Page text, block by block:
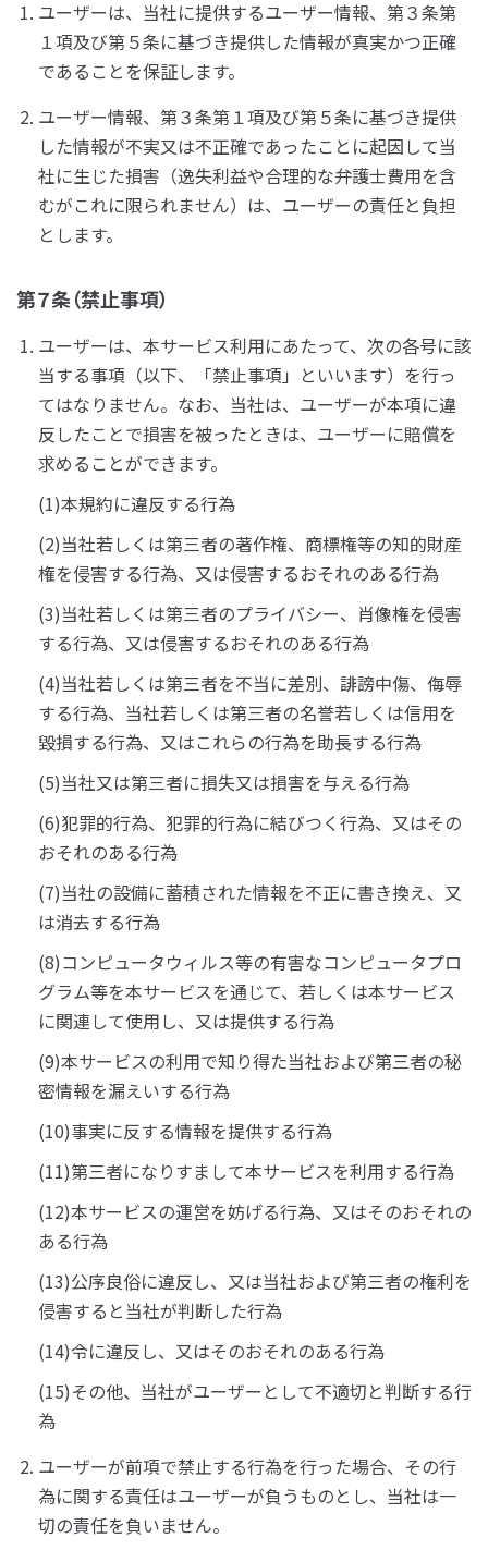
ユーザーは、当社に提供するユーザー情報、第３条第
１項及び第５条に基づき提供した情報が真実かつ正確
であることを保証します。
ユーザー情報、第３条第１項及び第５条に基づき提供
した情報が不実又は不正確であったことに起因して当
社に生じた損害（逸失利益や合理的な弁護士費用を含
むがこれに限られません）は、ユーザーの責任と負担
とします。
第７条（禁止事項）
ユーザーは、本サービス利用にあたって、次の各号に該
当する事項（以下、「禁止事項」といいます）を行っ
てはなりません。なお、当社は、ユーザーが本項に違
反したことで損害を被ったときは、ユーザーに賠償を
求めることができます。
(1)本規約に違反する行為
(2)当社若しくは第三者の著作権、商標権等の知的財産
権を侵害する行為、又は侵害するおそれのある行為
(3)当社若しくは第三者のプライバシー、肖像権を侵害
する行為、又は侵害するおそれのある行為
(4)当社若しくは第三者を不当に差別、誹謗中傷、侮辱
する行為、当社若しくは第三者の名誉若しくは信用を
毀損する行為、又はこれらの行為を助長する行為
(5)当社又は第三者に損失又は損害を与える行為
(6)犯罪的行為、犯罪的行為に結びつく行為、又はその
おそれのある行為
(7)当社の設備に蓄積された情報を不正に書き換え、又
は消去する行為
(8)コンピュータウィルス等の有害なコンピュータプロ
グラム等を本サービスを通じて、若しくは本サービス
に関連して使用し、又は提供する行為
(9)本サービスの利用で知り得た当社および第三者の秘
密情報を漏えいする行為
(10)事実に反する情報を提供する行為
(11)第三者になりすまして本サービスを利用する行為
(12)本サービスの運営を妨げる行為、又はそのおそれの
ある行為
(13)公序良俗に違反し、又は当社および第三者の権利を
侵害すると当社が判断した行為
(14)令に違反し、又はそのおそれのある行為
(15)その他、当社がユーザーとして不適切と判断する行
為
ユーザーが前項で禁止する行為を行った場合、その行
為に関する責任はユーザーが負うものとし、当社は一
切の責任を負いません。